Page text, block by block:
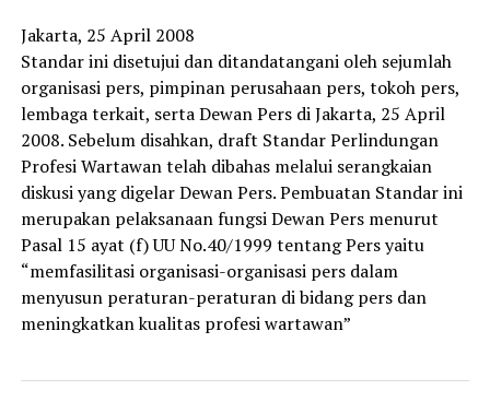
Jakarta, 25 April 2008
Standar ini disetujui dan ditandatangani oleh sejumlah
organisasi pers, pimpinan perusahaan pers, tokoh pers,
lembaga terkait, serta Dewan Pers di Jakarta, 25 April
2008. Sebelum disahkan, draft Standar Perlindungan
Profesi Wartawan telah dibahas melalui serangkaian
diskusi yang digelar Dewan Pers. Pembuatan Standar ini
merupakan pelaksanaan fungsi Dewan Pers menurut
Pasal 15 ayat (f) UU No.40/1999 tentang Pers yaitu
“memfasilitasi organisasi-organisasi pers dalam
menyusun peraturan-peraturan di bidang pers dan
meningkatkan kualitas profesi wartawan”